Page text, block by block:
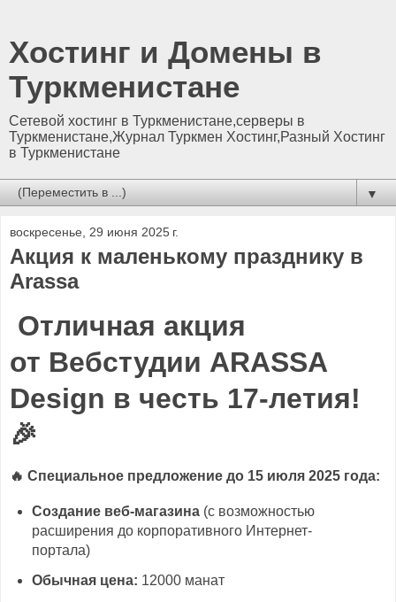
Хостинг и Домены в
Туркменистане
Сетевой хостинг в Туркменистане,серверы в
Туркменистане,Журнал Туркмен Хостинг,Разный Хостинг
в Туркменистане
▼
воскресенье, 29 июня 2025 г.
Акция к маленькому празднику в
Arassa
Отличная акция
от Вебстудии ARASSA
Design в честь 17-летия!
🎉
🔥 Специальное предложение до 15 июля 2025 года:
Создание веб-магазина(с возможностью
расширения до корпоративного Интернет-
портала)
Обычная цена: 12000 манат